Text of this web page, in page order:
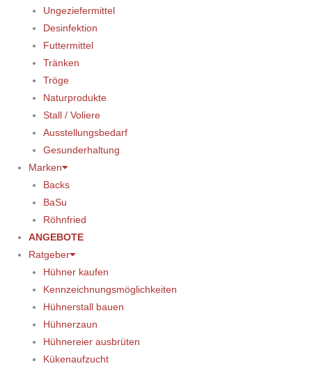
Ungeziefermittel
Desinfektion
Futtermittel
Tränken
Tröge
Naturprodukte
Stall / Voliere
Ausstellungsbedarf
Gesunderhaltung
Marken
Backs
BaSu
Röhnfried
ANGEBOTE
Ratgeber
Hühner kaufen
Kennzeichnungsmöglichkeiten
Hühnerstall bauen
Hühnerzaun
Hühnereier ausbrüten
Kükenaufzucht